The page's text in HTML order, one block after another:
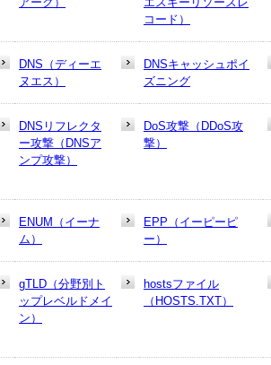
コード）
DNS（ディーエ
ヌエス）
DNSキャッシュポイ
ズニング
DNSリフレクタ
ー攻撃（DNSア
ンプ攻撃）
DoS攻撃（DDoS攻
撃）
ENUM（イーナ
ム）
EPP（イーピーピ
ー）
gTLD（分野別ト
ップレベルドメイ
ン）
hostsファイル
（HOSTS.TXT）